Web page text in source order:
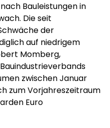
Bauleistungen in
Die seit
der
auf niedrigem
Momberg,
zwischen Januar
zum Vorjahreszeitraum
Euro